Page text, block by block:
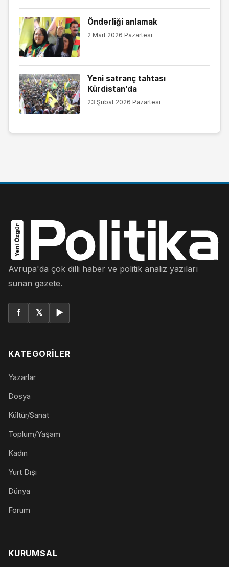
Önderliği anlamak
2 Mart 2026 Pazartesi
Yeni satranç tahtası
Kürdistan’da
23 Şubat 2026 Pazartesi
Avrupa'da çok dilli haber ve politik analiz yazıları
sunan gazete.
f 𝕏 ▶
KATEGORILER
Yazarlar
Dosya
Kültür/Sanat
Toplum/Yaşam
Kadın
Yurt Dışı
Dünya
Forum
KURUMSAL